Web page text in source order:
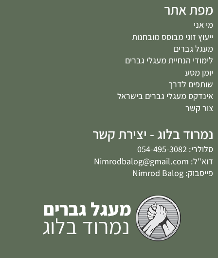
מפת אתר
מי אני
ייעוץ זוגי מבוסס מובחנות
מעגל גברים
לימודי הנחיית מעגלי גברים
יומן מסע
שותפים לדרך
אינדקס מעגלי גברים בישראל
צור קשר
נמרוד בלוג - יצירת קשר
סלולרי: 054-495-3082
דוא"ל: Nimrodbalog@gmail.com
פייסבוק: Nimrod Balog